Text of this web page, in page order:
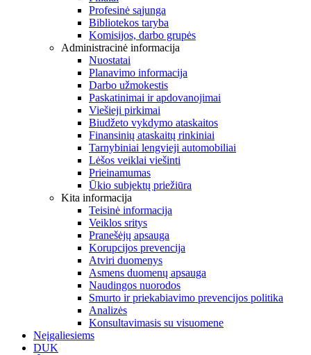
Profesinė sąjunga
Bibliotekos taryba
Komisijos, darbo grupės
Administracinė informacija
Nuostatai
Planavimo informacija
Darbo užmokestis
Paskatinimai ir apdovanojimai
Viešieji pirkimai
Biudžeto vykdymo ataskaitos
Finansinių ataskaitų rinkiniai
Tarnybiniai lengvieji automobiliai
Lėšos veiklai viešinti
Prieinamumas
Ūkio subjektų priežiūra
Kita informacija
Teisinė informacija
Veiklos sritys
Pranešėjų apsauga
Korupcijos prevencija
Atviri duomenys
Asmens duomenų apsauga
Naudingos nuorodos
Smurto ir priekabiavimo prevencijos politika
Analizės
Konsultavimasis su visuomene
Neįgaliesiems
DUK